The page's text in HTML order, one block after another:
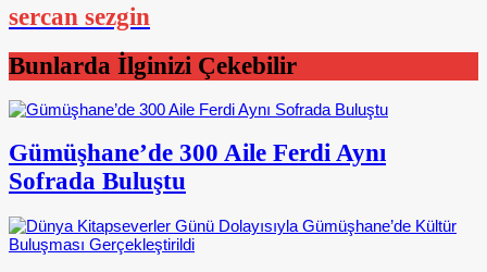
sercan sezgin
Bunlarda İlginizi Çekebilir
Gümüşhane’de 300 Aile Ferdi Aynı
Sofrada Buluştu